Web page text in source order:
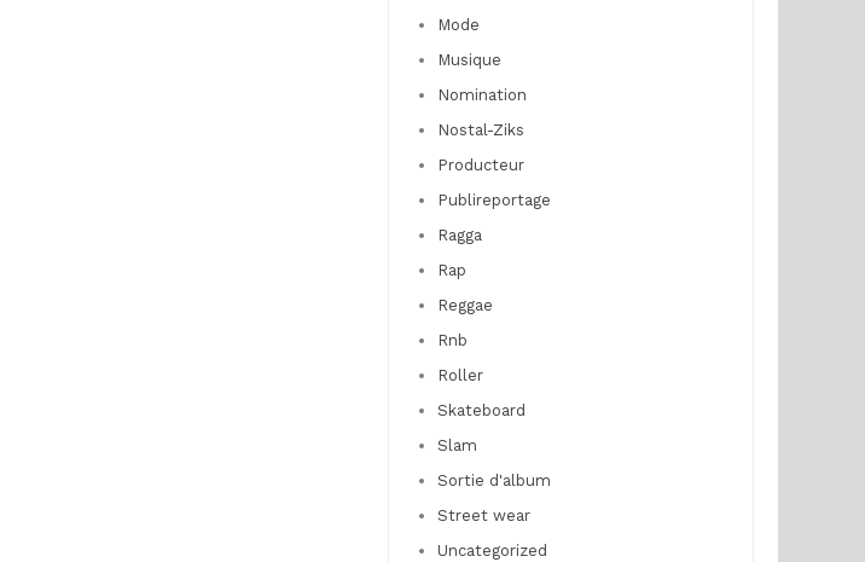
Mode
Musique
Nomination
Nostal-Ziks
Producteur
Publireportage
Ragga
Rap
Reggae
Rnb
Roller
Skateboard
Slam
Sortie d'album
Street wear
Uncategorized